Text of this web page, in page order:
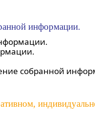
информации.
собранной